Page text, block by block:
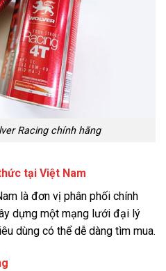
Racing chính hãng
tại Việt Nam
là đơn vị phân phối chính
dựng một mạng lưới đại lý
dùng có thể dễ dàng tìm mua.